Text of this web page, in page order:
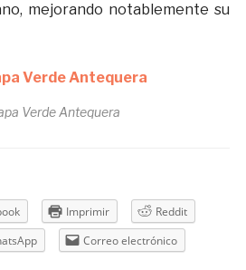
mejorando notablemente su
Verde Antequera
Imprimir
Reddit
Correo electrónico